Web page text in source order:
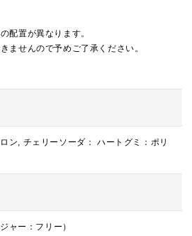
配置が異なります。
ませんので予めご了承ください。
ン, チェリーソーダ： ハートグミ：ポリ
ャー：フリー）